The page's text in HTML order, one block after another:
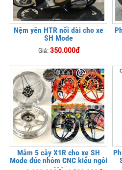
Nệm yên HTR nối dài cho xe
SH Mode
Giá:350.000đ
Mâm 5 cây X1R cho xe SH
Mode đúc nhôm CNC kiểu ngôi